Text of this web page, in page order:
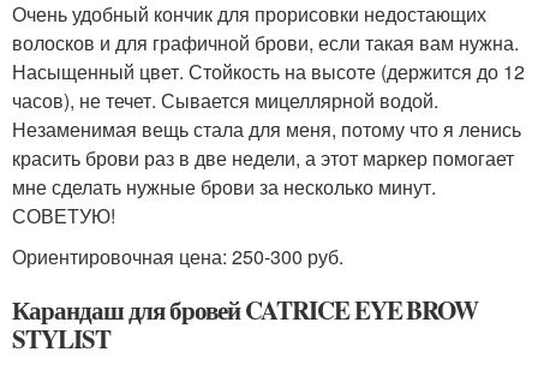
Очень удобный кончик для прорисовки недостающих
волосков и для графичной брови, если такая вам нужна.
Насыщенный цвет. Стойкость на высоте (держится до 12
часов), не течет. Сывается мицеллярной водой.
Незаменимая вещь стала для меня, потому что я ленись
красить брови раз в две недели, а этот маркер помогает
мне сделать нужные брови за несколько минут.
СОВЕТУЮ!
Ориентировочная цена: 250-300 руб.
Карандаш для бровей CATRICE EYE BROW
STYLIST